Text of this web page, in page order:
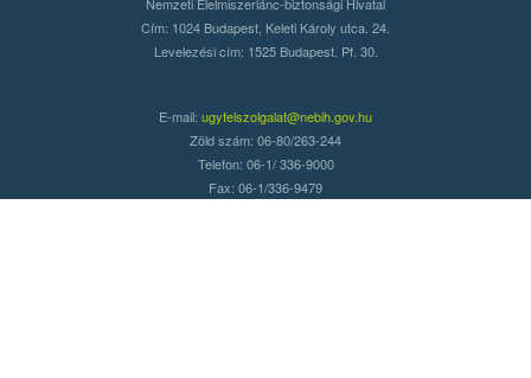
Cím: 1024 Budapest, Keleti Károly utca. 24.
Levelezési cím: 1525 Budapest. Pf. 30.
E-mail: ugyfelszolgalat@nebih.gov.hu
Zöld szám: 06-80/263-244
Telefon: 06-1/ 336-9000
Fax: 06-1/336-9479